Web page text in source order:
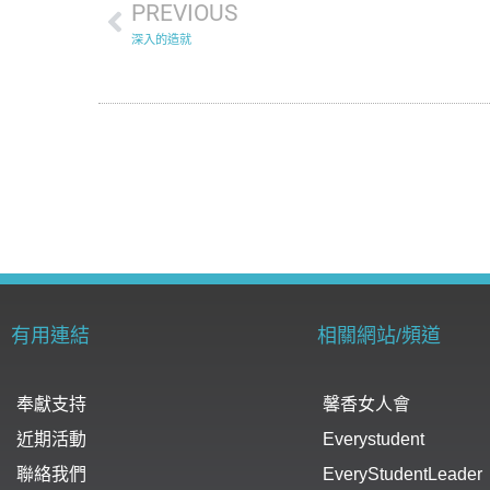
PREVIOUS
深入的造就
有用連結 相關網站/頻道
奉獻支持
近期活動
聯絡我們
馨香女人會
Everystudent
EveryStudentLeader